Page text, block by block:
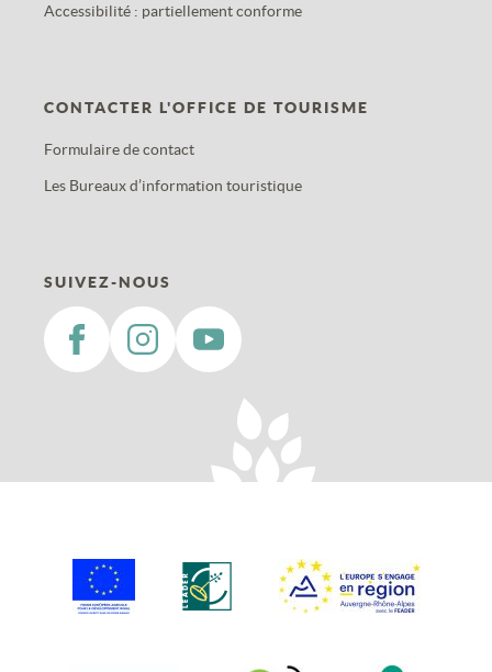
Accessibilité : partiellement conforme
CONTACTER L'OFFICE DE TOURISME
Formulaire de contact
Les Bureaux d’information touristique
SUIVEZ-NOUS